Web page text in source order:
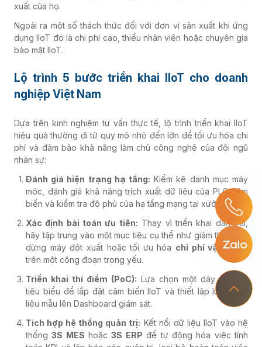
xuất của họ.
Ngoài ra một số thách thức đối với đơn vị sản xuất khi ứng
dụng IIoT đó là chi phí cao, thiếu nhân viên hoặc chuyên gia
bảo mật IIoT.
Lộ trình 5 bước triển khai IIoT cho doanh
nghiệp Việt Nam
Dựa trên kinh nghiệm tư vấn thực tế, lộ trình triển khai IIoT
hiệu quả thường đi từ quy mô nhỏ đến lớn để tối ưu hóa chi
phí và đảm bảo khả năng làm chủ công nghệ của đội ngũ
nhân sự:
Đánh giá hiện trạng hạ tầng: Kiểm kê danh mục máy
móc, đánh giá khả năng trích xuất dữ liệu của PLC/Cảm
biến và kiểm tra độ phủ của hạ tầng mạng tại xưởng.
Xác định bài toán ưu tiên: Thay vì triển khai dàn trải,
hãy tập trung vào một mục tiêu cụ thể như giảm thời gian
dừng máy đột xuất hoặc tối ưu hóa chi phí vận hành
trên một công đoạn trọng yếu.
Triển khai thí điểm (PoC): Lựa chọn một dây chuyền
tiêu biểu để lắp đặt cảm biến IIoT và thiết lập luồng dữ
liệu mẫu lên Dashboard giám sát.
Tích hợp hệ thống quản trị: Kết nối dữ liệu IIoT vào hệ
thống3S MES hoặc3S ERP để tự động hóa việc tính